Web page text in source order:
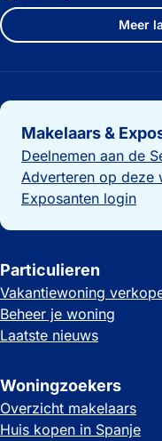
Meer
Belangrijke links
Makelaars &
Deelnemen aan de
Adverteren op deze
Exposanten login
Particulieren
Vakantiewoning
Beheer je woning
Laatste nieuws
Woningzoekers
Overzicht makelaars
Huis kopen in Spanje